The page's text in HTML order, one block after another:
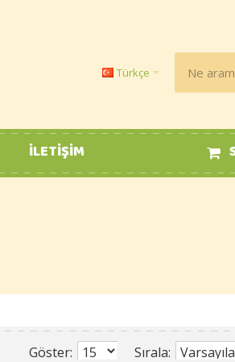
Türkçe
İLETIŞIM
Göster: Sırala: